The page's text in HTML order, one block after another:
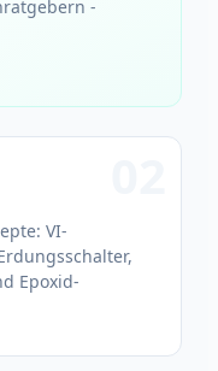
-
VI-
Epoxid-